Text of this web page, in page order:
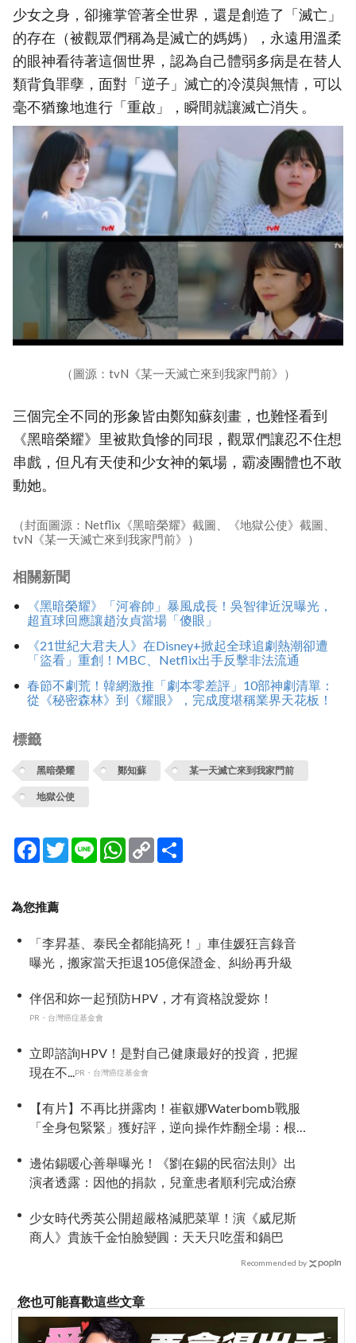
少女之身，卻擁掌管著全世界，還是創造了「滅亡」
的存在（被觀眾們稱為是滅亡的媽媽），永遠用溫柔
的眼神看待著這個世界，認為自己體弱多病是在替人
類背負罪孽，面對「逆子」滅亡的冷漠與無情，可以
毫不猶豫地進行「重啟」，瞬間就讓滅亡消失 。
（圖源：tvN《某一天滅亡來到我家門前》）
三個完全不同的形象皆由鄭知蘇刻畫，也難怪看到
《黑暗榮耀》里被欺負慘的同珢，觀眾們讓忍不住想
串戲，但凡有天使和少女神的氣場，霸凌團體也不敢
動她。
（封面圖源：Netflix《黑暗榮耀》截圖、《地獄公使》截圖、
tvN《某一天滅亡來到我家門前》）
相關新聞
《黑暗榮耀》「河睿帥」暴風成長！吳智律近況曝光，
超直球回應讓趙汝貞當場「傻眼」
《21世紀大君夫人》在Disney+掀起全球追劇熱潮卻遭
「盜看」重創！MBC、Netflix出手反擊非法流通
春節不劇荒！韓網激推「劇本零差評」10部神劇清單：
從《秘密森林》到《耀眼》，完成度堪稱業界天花板！
標籤
黑暗榮耀 鄭知蘇 某一天滅亡來到我家門前
地獄公使
Facebook
TwitterLine WhatsApp
Copy
Link
為您推薦
「李昇基、泰民全都能搞死！」車佳媛狂言錄音
曝光，搬家當天拒退105億保證金、糾紛再升級
伴侶和妳一起預防HPV，才有資格說愛妳！
PR・台灣癌症基金會
立即諮詢HPV！是對自己健康最好的投資，把握
現在不...PR・台灣癌症基金會
【有片】不再比拼露肉！崔叡娜Waterbomb戰服
「全身包緊緊」獲好評，逆向操作炸翻全場：根
邊佑錫暖心善舉曝光！《劉在錫的民宿法則》出
演者透露：因他的捐款，兒童患者順利完成治療
少女時代秀英公開超嚴格減肥菜單！演《威尼斯
商人》貴族千金怕臉變圓：天天只吃蛋和鍋巴
Recommended by
您也可能喜歡這些文章